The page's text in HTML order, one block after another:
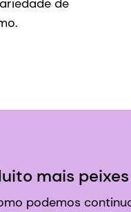
de
mais
podemos